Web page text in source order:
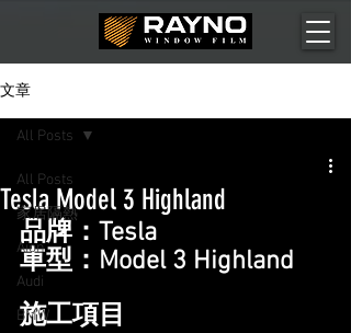
文章
All Posts
家居隔熱
Aion
Audi
BMW
All Posts
Tesla Model 3 Highland
品牌：Tesla
車型：Model 3 Highland
施工項目